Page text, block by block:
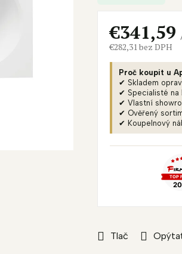
Tlač
hviezdičiek.
€341,59
€282,31 bez DPH
Proč koupit u
✔ Skladem
✔ Specialisté na
✔ Vlastní
✔ Ověřený
✔ Koupelnový